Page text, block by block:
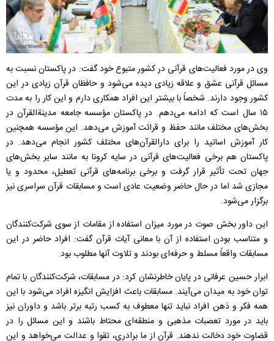
وی در مورد فعالیت‌های قرآنی در کشور متبوع خود گفت: در پاکستان نسبت به
مسائل قرآنی عشق و علاقه زیادی دیده می‌شود و حافظان قرآن زیادی در این
کشور وجود دارند. شخصاً با بیشتر این افراد همکاری دارم و این کار را به مدت
۱۵ سال است که ادامه می‌دهم. در پاکستان مؤسسه‌ جامعه مدینة‌القرآن در
بخش‌های مختلف مانند حفظ و قرائت آموزش می‌دهد. این مؤسسه همچنین
کار آموزش اساتید را برای دارالقرآن‌های مختلف کشور انجام می‌دهد. در
پاکستان هم برخی فعالیت‌های قرآنی در سایه کرونا به مانند سایر بخش‌های
جهان تحت تأثیر قرار گرفت و برخی برنامه‌های قرآنی تعطیل، محدود و یا
مجازی شد اما در حال حاضر وضعیت عادی است و مسابقات قرآن سراسری نیز
برگزار می‌شود.
این داور بخش صوت در مورد میزان استفاده از مقامات از سوی شرکت‌کنندگان
و متناسب بودن استفاده از آن با معانی آیات قرآن گفت: افراد حاضر در این
مسابقات واقعاً مسلط و حرفه‌ای بودند و تلاوت آنها مطلوب بود.
ابرار حسین عرفانی در پایان خاطرنشان کرد: در مسابقات، شرکت‌کنندگان با تمام
توان خود به میدان می‌آیند. مسابقات باعث افزایش انگیزه افراد می‌شود با این
همه فکر و ذهن افراد نباید تنها معطوف به کسب رتبه برتر باشد و داوران نیز
باید در مورد تعصبات مذهبی و منطقه‌ای محتاط باشند و این مسائل را در
قضاوت خود دخالت ندهند. قرآن از ما برادری، تقوا و عدالت می‌خواهد و این